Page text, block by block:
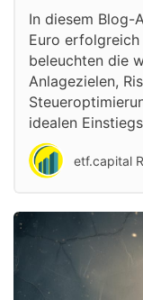
In diesem
Euro erfolgreich
beleuchten die
Anlagezielen,
idealen
etf.capital